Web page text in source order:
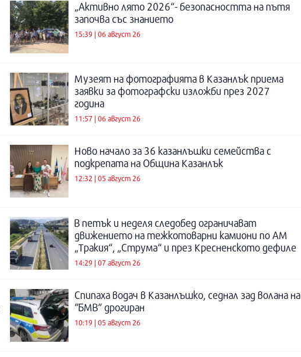
„Активно лято 2026“- безопасността на пътя
започва със знанието
15:39 | 06 август 26
Музеят на фотографията в Казанлък приема
заявки за фотографски изложби през 2027
година
11:57 | 06 август 26
Ново начало за 36 казанлъшки семейства с
подкрепата на Община Казанлък
12:32 | 05 август 26
В петък и неделя следобед ограничават
движението на тежкотоварни камиони по АМ
„Тракия“, „Струма“ и през Кресненското дефиле
14:29 | 07 август 26
Спипаха водач в Казанлъшко, седнал зад волана на
“БМВ“ дрогиран
10:19 | 05 август 26